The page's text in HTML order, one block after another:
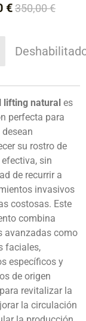
€350,00 €
lifting natural es
perfecta para
su rostro de
sin
de recurrir a
invasivos
costosas. Este
combina
avanzadas como
faciales,
específicos y
de origen
revitalizar la
la circulación